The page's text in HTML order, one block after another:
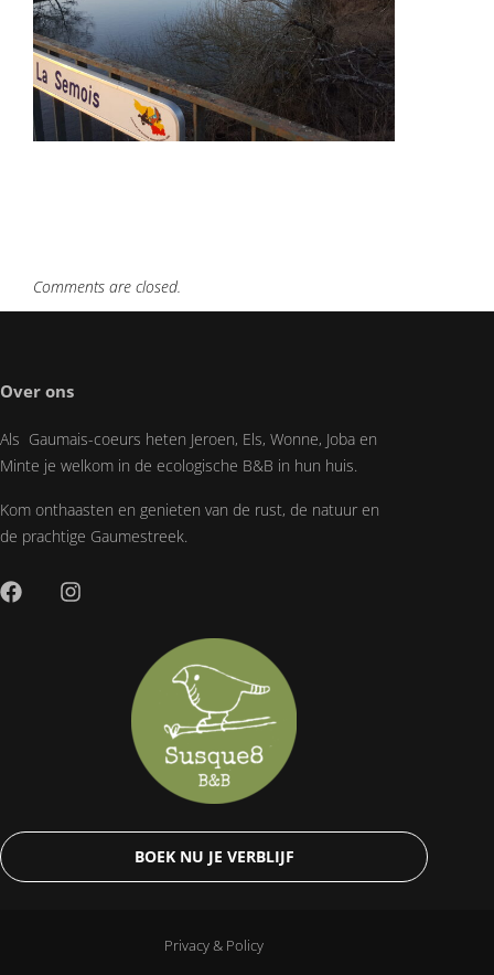
Comments are closed.
Over ons
Als Gaumais-coeurs heten Jeroen, Els, Wonne, Joba en
Minte je welkom in de ecologische B&B in hun huis.
Kom onthaasten en genieten van de rust, de natuur en
de prachtige Gaumestreek.
BOEK NU JE VERBLIJF
Privacy & Policy